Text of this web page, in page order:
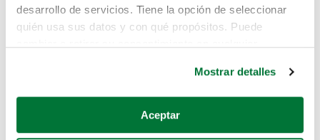
desarrollo de servicios. Tiene la opción de seleccionar
quién usa sus datos y con qué propósitos. Puede
Si lo permite, también quisiéramos:
Recopilar información sobre su ubicación geográfica
Mostrar detalles
Aceptar
Pero puedes encontrar el coche que estás
buscando en alguno de estos enlaces:
Coches de segunda mano
Coches de km0